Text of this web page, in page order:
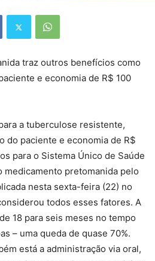
traz outros benefícios como
e economia de R$ 100
a tuberculose resistente,
do paciente e economia de R$
para o Sistema Único de Saúde
medicamento pretomanida pelo
nesta sexta-feira (22) no
todos esses fatores. A
18 para seis meses no tempo
– uma queda de quase 70%.
está a administração via oral,